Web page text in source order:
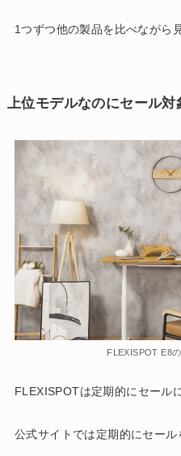
1つずつ他の製品を比べながら
上位モデルなのにセール
FLEXISPOT E8
FLEXISPOTは定期的にセール
公式サイトでは定期的にセール